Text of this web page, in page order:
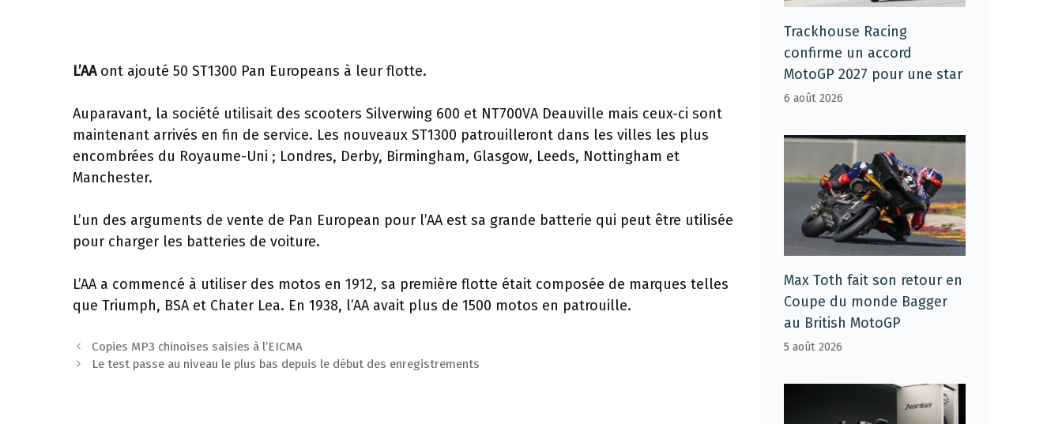
L’AAont ajouté 50 ST1300 Pan Europeans à leur flotte.
Auparavant, la société utilisait des scooters Silverwing 600 et NT700VA Deauville mais ceux-ci sont
maintenant arrivés en fin de service. Les nouveaux ST1300 patrouilleront dans les villes les plus
encombrées du Royaume-Uni ; Londres, Derby, Birmingham, Glasgow, Leeds, Nottingham et
Manchester.
L’un des arguments de vente de Pan European pour l’AA est sa grande batterie qui peut être utilisée
pour charger les batteries de voiture.
L’AA a commencé à utiliser des motos en 1912, sa première flotte était composée de marques telles
que Triumph, BSA et Chater Lea. En 1938, l’AA avait plus de 1500 motos en patrouille.
Navigation
des
Copies MP3 chinoises saisies à l’EICMA
Le test passe au niveau le plus bas depuis le début des enregistrements
Trackhouse Racing
confirme un accord
MotoGP 2027 pour une star
6 août 2026
Max Toth fait son retour en
Coupe du monde Bagger
au British MotoGP
5 août 2026